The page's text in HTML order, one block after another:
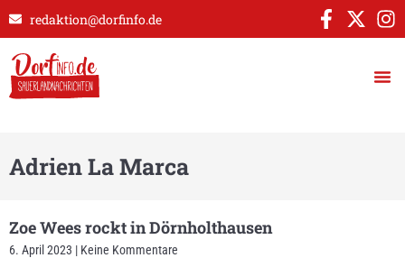
redaktion@dorfinfo.de
Adrien La Marca
Zoe Wees rockt in Dörnholthausen
6. April 2023 Keine Kommentare